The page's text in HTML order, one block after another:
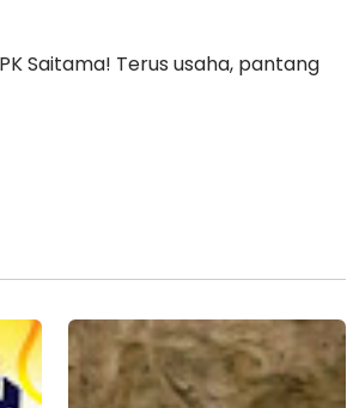
Saitama! Terus usaha, pantang